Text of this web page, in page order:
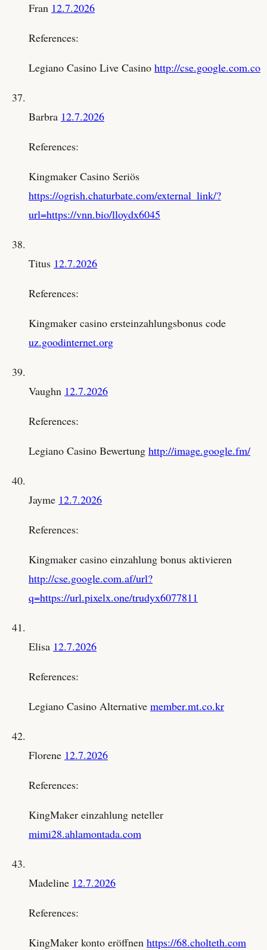
Fran 12.7.2026
References:
Legiano Casino Live Casino http://cse.google.com.co
Barbra 12.7.2026
References:
Kingmaker Casino Seriös
https://ogrish.chaturbate.com/external_link/?
url=https://vnn.bio/lloydx6045
Titus 12.7.2026
References:
Kingmaker casino ersteinzahlungsbonus code
uz.goodinternet.org
Vaughn 12.7.2026
References:
Legiano Casino Bewertung http://image.google.fm/
Jayme 12.7.2026
References:
Kingmaker casino einzahlung bonus aktivieren
http://cse.google.com.af/url?
q=https://url.pixelx.one/trudyx6077811
Elisa 12.7.2026
References:
Legiano Casino Alternative member.mt.co.kr
Florene 12.7.2026
References:
KingMaker einzahlung neteller
mimi28.ahlamontada.com
Madeline 12.7.2026
References:
KingMaker konto eröffnen https://68.cholteth.com